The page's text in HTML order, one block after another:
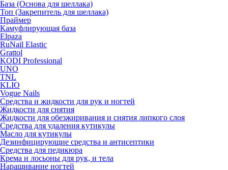
База (Основа для шеллака)
Топ (Закрепитель для шеллака)
Праймер
Камуфлирующая база
Elpaza
RuNail Elastic
Grattol
KODI Professional
UNO
TNL
KLIO
Vogue Nails
Средства и жидкости для рук и ногтей
Жидкости для снятия
Жидкости для обезжиривания и снятия липкого слоя
Средства для удаления кутикулы
Масло для кутикулы
Дезинфицирующие средства и антисептики
Средства для педикюра
Крема и лосьоны для рук, и тела
Наращивание ногтей